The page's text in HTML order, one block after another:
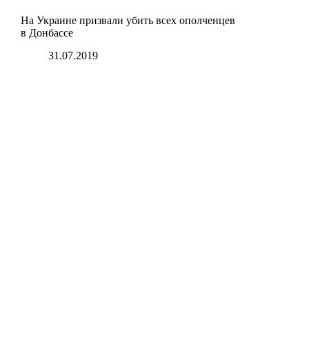
На Украине призвали убить всех ополченцев
в Донбассе
31.07.2019